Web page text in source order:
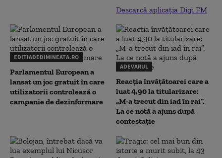
Descarcă aplicația Digi FM
EDITIADEDIMINEATA.RO
Parlamentul European a
lansat un joc gratuit în care
utilizatorii controlează o
campanie de dezinformare
ADEVARUL
Reacția învățătoarei care a
luat 4,90 la titularizare:
„M-a trecut din iad în rai”.
La ce notă a ajuns după
contestație